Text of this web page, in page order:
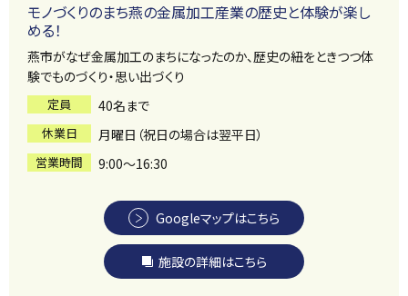
モノづくりのまち燕の金属加工産業の歴史と体験が楽し
める！
燕市がなぜ金属加工のまちになったのか、歴史の紐をときつつ体
験でものづくり・思い出づくり
定員 40名まで
休業日 月曜日（祝日の場合は翌平日）
営業時間 9:00～16:30
Googleマップはこちら
施設の詳細はこちら